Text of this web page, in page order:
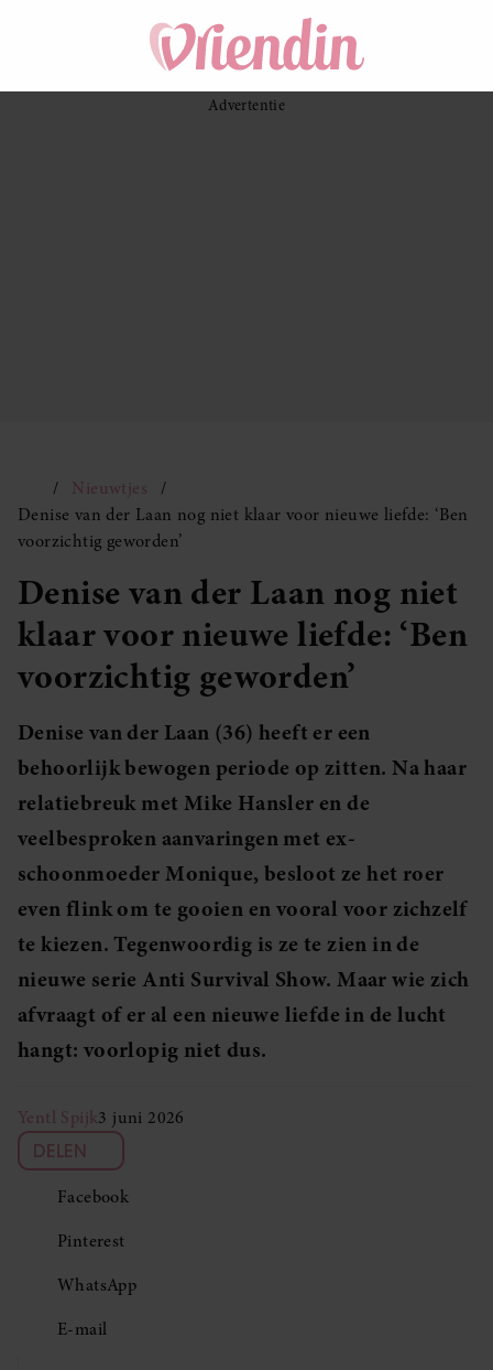
Nieuwtjes
Denise van der Laan nog niet klaar voor nieuwe liefde: ‘Ben
voorzichtig geworden’
Denise van der Laan nog niet
klaar voor nieuwe liefde: ‘Ben
voorzichtig geworden’
Denise van der Laan (36) heeft er een
behoorlijk bewogen periode op zitten. Na haar
relatiebreuk met Mike Hansler en de
veelbesproken aanvaringen met ex-
schoonmoeder Monique, besloot ze het roer
even flink om te gooien en vooral voor zichzelf
te kiezen. Tegenwoordig is ze te zien in de
nieuwe serie Anti Survival Show. Maar wie zich
afvraagt of er al een nieuwe liefde in de lucht
hangt: voorlopig niet dus.
Yentl Spijk3 juni 2026
DELEN
Facebook
Pinterest
WhatsApp
E-mail